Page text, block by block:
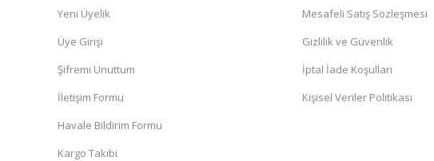
Yeni Üyelik
Üye Girişi
Şifremi Unuttum
İletişim Formu
Havale Bildirim Formu
Kargo Takibi
Mesafeli Satış Sözleşmesi
Gizlilik ve Güvenlik
İptal İade Koşullari
Kişisel Veriler Politikası